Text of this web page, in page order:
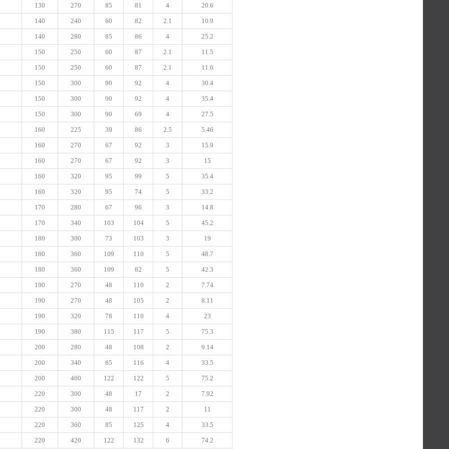
130 270 85 81 4 20.6
140 240 60 82 2.1 10.9
140 280 85 86 4 25.2
150 250 60 87 2.1 11.5
150 250 60 87 2.1 11.6
150 300 90 92 4 30.4
150 300 90 92 4 35.4
150 300 90 69 4 27.5
160 225 39 86 2.5 5.46
160 270 67 92 3 15.9
160 270 67 92 3 15
160 320 95 99 5 35.4
160 320 95 74 5 33.2
170 280 67 96 3 14.8
170 340 103 104 5 45.2
180 300 73 103 3 19
180 360 109 110 5 48.7
180 360 109 82 5 42.3
190 270 48 110 2 7.74
190 270 48 105 2 8.11
190 320 78 110 4 23
190 380 115 117 5 75.3
200 280 48 108 2 9.14
200 340 85 116 4 33.5
200 400 122 122 5 75.2
220 300 48 17 2 7.92
220 300 48 117 2 11
220 360 85 125 4 33.5
220 420 122 132 6 74.2